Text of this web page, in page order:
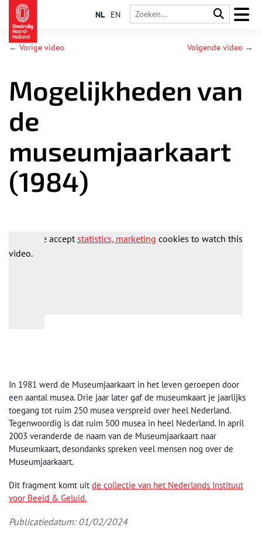
NL EN
← Vorige video Volgende video →
Mogelijkheden van
de
museumjaarkaart
(1984)
Please acceptstatistics, marketing cookies to watch this
video.
In 1981 werd de Museumjaarkaart in het leven geroepen door
een aantal musea. Drie jaar later gaf de museumkaart je jaarlijks
toegang tot ruim 250 musea verspreid over heel Nederland.
Tegenwoordig is dat ruim 500 musea in heel Nederland. In april
2003 veranderde de naam van de Museumjaarkaart naar
Museumkaart, desondanks spreken veel mensen nog over de
Museumjaarkaart.
Dit fragment komt uit de collectie van het Nederlands Instituut
voor Beeld & Geluid.
Publicatiedatum: 01/02/2024